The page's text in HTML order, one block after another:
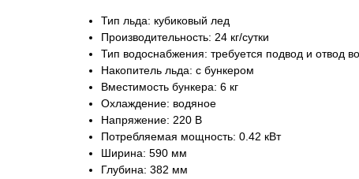
Тип льда: кубиковый лед
Производительность: 24 кг/сутки
Тип водоснабжения: требуется подвод и отвод
Накопитель льда: с бункером
Вместимость бункера: 6 кг
Охлаждение: водяное
Напряжение: 220 В
Потребляемая мощность: 0.42 кВт
Ширина: 590 мм
Глубина: 382 мм